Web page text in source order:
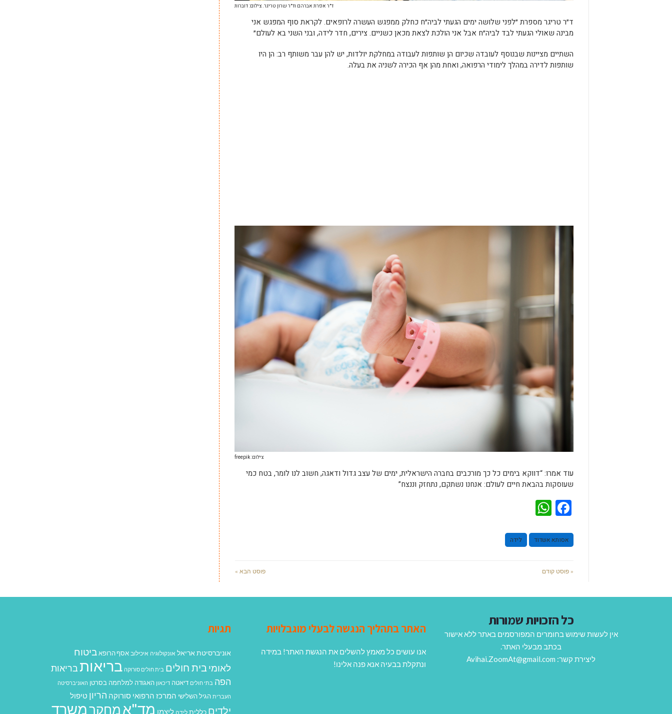
ד״ר אפרת אברהם וד״ר שרון טריגר. צילום: דוברות
ד״ר טריגר מספרת ״לפני שלושה ימים הגעתי לביה״ח כחלק ממפגש העשרה לרופאים. לקראת סוף המפגש אני
מבינה שאולי הגעתי לבד לביה״ח אבל אני הולכת לצאת מכאן כשניים. צירים, חדר לידה, ובני השני בא לעולם״
השתיים מציינות שבנוסף לעובדה שכיום הן שותפות לעבודה במחלקת יולדות, יש להן עבר משותף רב: הן היו
שותפות לדירה במהלך לימודי הרפואה, ואחת מהן אף הכירה לשניה את בעלה.
צילום: freepik
עוד אמרו: “דווקא בימים כל כך מורכבים בחברה הישראלית, ימים של עצב גדול ודאגה, חשוב לנו לומר, בטח כמי
שעוסקות בהבאת חיים לעולם: אנחנו נשתקם, נתחזק וננצח”
Facebook
אסותא אשדוד לידה
« פוסט קודם פוסט הבא »
כל הזכויות שמורות
אין לעשות שימוש בחומרים המפורסמים באתר ללא אישור
בכתב מבעלי האתר.
ליצירת קשר: Avihai.ZoomAt@gmail.com
האתר בתהליך הנגשה לבעלי מוגבלויות
אנו עושים כל מאמץ להשלים את הנגשת האתר! במידה
ונתקלת בבעיה אנא פנה אלינו!
תגיות
אוניברסיטת אריאל אונקולוגיה איכילוב אסף הרופא ביטוח
לאומיבית חולים בית חולים סורוקה בריאותבריאות
הפה בתי חולים דיאטה דיכאון האגודה למלחמה בסרטן האוניברסיטה
העברית הגיל השלישי המרכז הרפואי סורוקה הריון טיפול
ילדים כללית לידה ליצמן מד"אמחקרמשרד